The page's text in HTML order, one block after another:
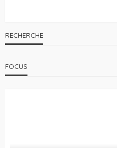
RECHERCHE
FOCUS